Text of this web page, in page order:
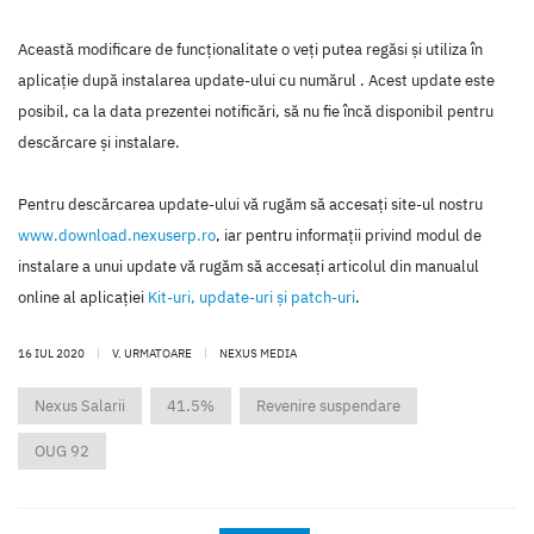
Această modificare de funcţionalitate o veţi putea regăsi şi utiliza în
aplicaţie după instalarea update-ului cu numărul . Acest update este
posibil, ca la data prezentei notificări, să nu fie încă disponibil pentru
descărcare şi instalare.
Pentru descărcarea update-ului vă rugăm să accesaţi site-ul nostru
www.download.nexuserp.ro, iar pentru informaţii privind modul de
instalare a unui update vă rugăm să accesaţi articolul din manualul
online al aplicaţiei Kit-uri, update-uri şi patch-uri.
16 IUL 2020 | V. URMATOARE | NEXUS MEDIA
Nexus Salarii 41.5% Revenire suspendare
OUG 92